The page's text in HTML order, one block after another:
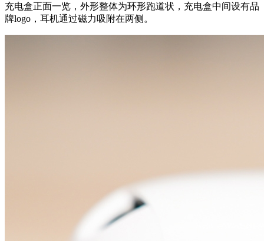
充电盒正面一览，外形整体为环形跑道状，充电盒中间设有品
牌logo，耳机通过磁力吸附在两侧。